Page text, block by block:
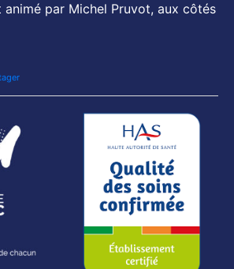
par Michel Pruvot, aux côtés